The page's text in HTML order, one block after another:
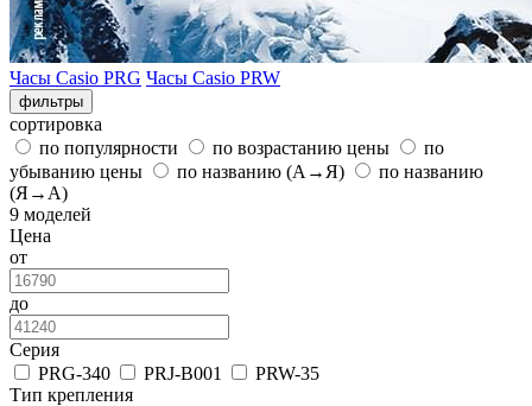
Часы Casio PRG Часы Casio PRW
фильтры
сортировка
по популярности
по возрастанию цены
по
убыванию цены
по названию (А→Я)
по названию
(Я→А)
9 моделей
Цена
от
до
Серия
PRG-340
PRJ-B001
PRW-35
Тип крепления